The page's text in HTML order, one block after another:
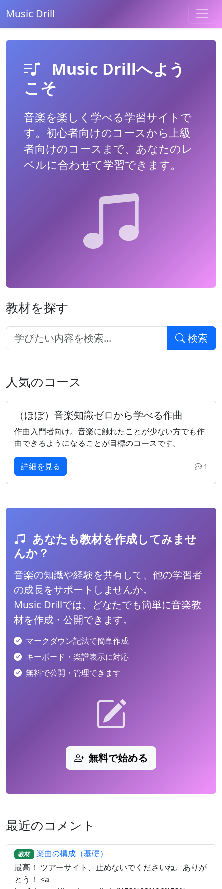
Music Drill
Music Drillへよう
こそ
音楽を楽しく学べる学習サイトで
す。初心者向けのコースから上級
者向けのコースまで、あなたのレ
ベルに合わせて学習できます。
教材を探す
検索
人気のコース
（ほぼ）音楽知識ゼロから学べる作曲
作曲入門者向け。音楽に触れたことが少ない方でも作
曲できるようになることが目標のコースです。
詳細を見る 1
あなたも教材を作成してみませ
んか？
音楽の知識や経験を共有して、他の学習者
の成長をサポートしませんか。
Music Drillでは、どなたでも簡単に音楽教
材を作成・公開できます。
マークダウン記法で簡単作成
キーボード・楽譜表示に対応
無料で公開・管理できます
無料で始める
最近のコメント
教材
楽曲の構成（基礎）
最高！ ツアーサイト、止めないでくださいね。ありが
とう！ <a